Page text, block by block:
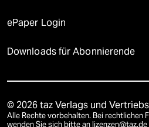
ePaper Login
Downloads für Abonnierende
© 2026 taz Verlags und
Alle Rechte vorbehalten. Bei rechtlichen
wenden Sie sich bitte an lizenzen@taz.de